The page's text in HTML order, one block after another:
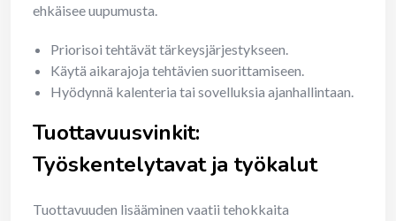
ehkäisee uupumusta.
Priorisoi tehtävät tärkeysjärjestykseen.
Käytä aikarajoja tehtävien suorittamiseen.
Hyödynnä kalenteria tai sovelluksia ajanhallintaan.
Tuottavuusvinkit:
Työskentelytavat ja työkalut
Tuottavuuden lisääminen vaatii tehokkaita